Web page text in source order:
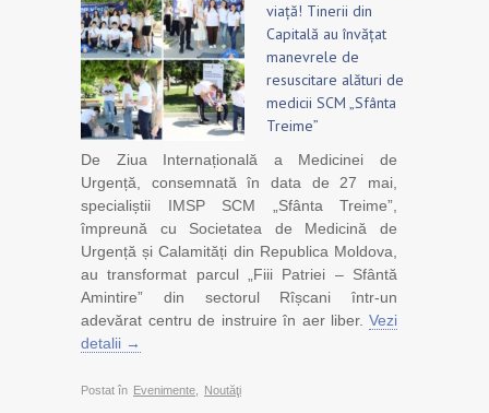
viață! Tinerii din
Capitală au învățat
manevrele de
resuscitare alături de
medicii SCM „Sfânta
Treime”
De Ziua Internațională a Medicinei de
Urgență, consemnată în data de 27 mai,
specialiștii IMSP SCM „Sfânta Treime”,
împreună cu Societatea de Medicină de
Urgență și Calamități din Republica Moldova,
au transformat parcul „Fiii Patriei – Sfântă
Amintire” din sectorul Rîșcani într-un
adevărat centru de instruire în aer liber. Vezi
detalii →
Postat în Evenimente Noutăţi